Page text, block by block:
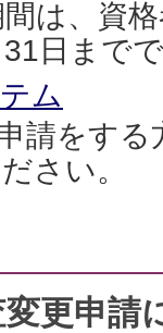
は、資
日まで
ム
請をす
さい。
更申請